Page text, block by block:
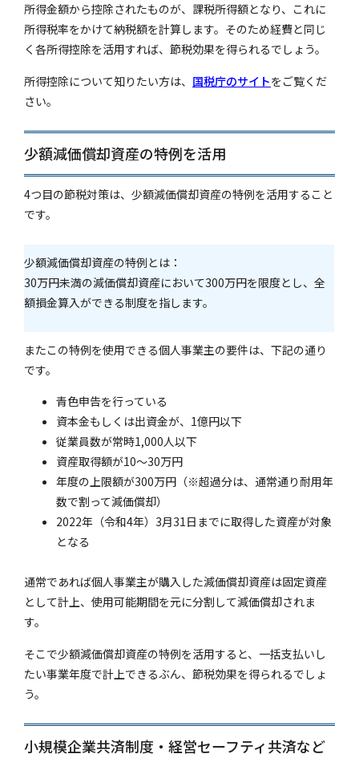
所得金額から控除されたものが、課税所得額となり、これに
所得税率をかけて納税額を計算します。そのため経費と同じ
く各所得控除を活用すれば、節税効果を得られるでしょう。
所得控除について知りたい方は、 国税庁のサイトをご覧くだ
さい。
少額減価償却資産の特例を活用
4つ目の節税対策は、少額減価償却資産の特例を活用すること
です。
少額減価償却資産の特例とは：
30万円未満の減価償却資産において300万円を限度とし、全
額損金算入ができる制度を指します。
またこの特例を使用できる個人事業主の要件は、下記の通り
です。
青色申告を行っている
資本金もしくは出資金が、1億円以下
従業員数が常時1,000人以下
資産取得額が10～30万円
年度の上限額が300万円（※超過分は、通常通り耐用年
数で割って減価償却）
2022年（令和4年）3月31日までに取得した資産が対象
となる
通常であれば個人事業主が購入した減価償却資産は固定資産
として計上、使用可能期間を元に分割して減価償却されま
す。
そこで少額減価償却資産の特例を活用すると、一括支払いし
たい事業年度で計上できるぶん、節税効果を得られるでしょ
う。
小規模企業共済制度・経営セーフティ共済など